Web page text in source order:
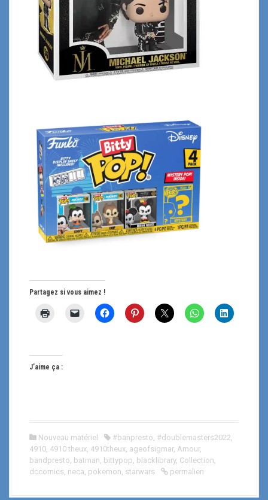
Partagez si vous aimez !
J’aime ça :
Nouveau matériel #banpresto, #doublemasters2022,
4910, 4910 theux, 4910theux, ageofsigmar, Amour,
bandpresto, batman, bittypop, blacklibrary, Collection,
dccomics, neca, pokemon, starwars permalien